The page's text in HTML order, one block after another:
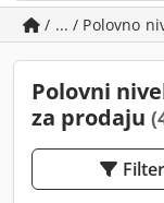
/ ... / Polovno
Polovni
za prodaju
Filter